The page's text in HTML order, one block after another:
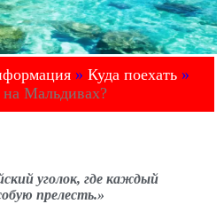
» Куда поехать »
Мальдивах?
уголок, где каждый
прелесть.»